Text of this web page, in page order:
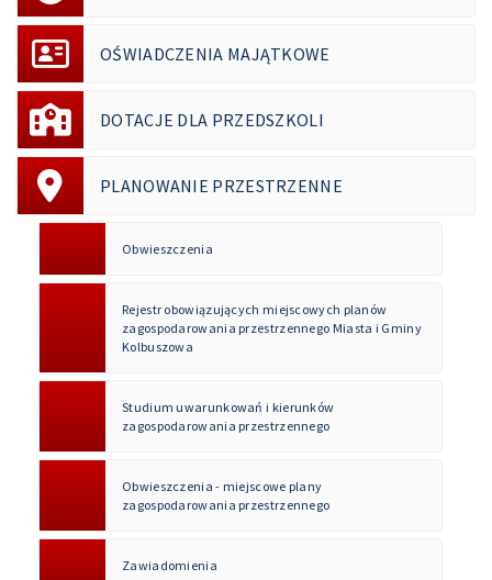
OŚWIADCZENIA MAJĄTKOWE
DOTACJE DLA PRZEDSZKOLI
PLANOWANIE PRZESTRZENNE
Obwieszczenia
Rejestr obowiązujących miejscowych planów
zagospodarowania przestrzennego Miasta i Gminy
Kolbuszowa
Studium uwarunkowań i kierunków
zagospodarowania przestrzennego
Obwieszczenia - miejscowe plany
zagospodarowania przestrzennego
Zawiadomienia